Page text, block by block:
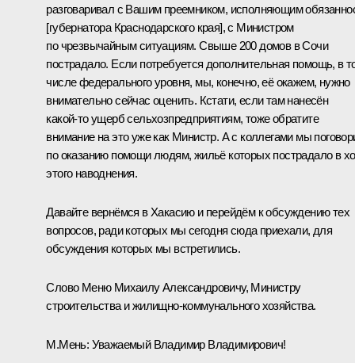
разговаривал с Вашим преемником, исполняющим
[губернатора Краснодарского края], с Министром
по чрезвычайным ситуациям. Свыше 200 домов в Сочи
пострадало. Если потребуется дополнительная помощь, в
числе федерального уровня, мы, конечно, её окажем, нужно
внимательно сейчас оценить. Кстати, если там нанесён
какой‑то ущерб сельхозпредприятиям, тоже обратите
внимание на это уже как Министр. А с коллегами мы
по оказанию помощи людям, жильё которых пострадало в
этого наводнения.
Давайте вернёмся в Хакасию и перейдём к обсуждению тех
вопросов, ради которых мы сегодня сюда приехали, для
обсуждения которых мы встретились.
Слово Меню Михаилу Александровичу, Министру
строительства и жилищно-коммунального хозяйства.
М.Мень: Уважаемый Владимир Владимирович!